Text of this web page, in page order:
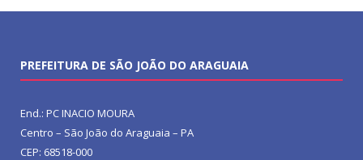
PREFEITURA DE SÃO JOÃO DO ARAGUAIA
End.: PC INACIO MOURA
Centro – São João do Araguaia – PA
CEP: 68518-000